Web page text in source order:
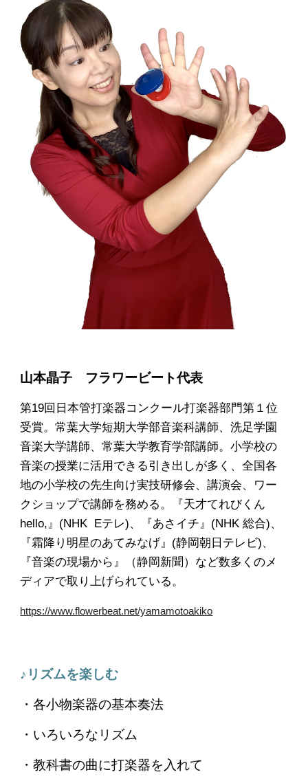
山本晶子 フラワービート代表
第19回日本管打楽器コンクール打楽器部門第１位
受賞。常葉大学短期大学部音楽科講師、洗足学園
音楽大学講師、常葉大学教育学部講師。小学校の
音楽の授業に活用できる引き出しが多く、全国各
地の小学校の先生向け実技研修会、講演会、ワー
クショップで講師を務める。『天才てれびくん
hello,』(NHK Eテレ)、『あさイチ』(NHK 総合)、
『霜降り明星のあてみなげ』(静岡朝日テレビ)、
『音楽の現場から』（静岡新聞）など数多くのメ
ディアで取り上げられている。
https://www.flowerbeat.net/yamamotoakiko
♪リズムを楽しむ
・各小物楽器の基本奏法
・いろいろなリズム
・教科書の曲に打楽器を入れて